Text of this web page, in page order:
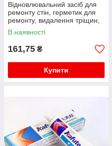
Відновлювальний засіб для
ремонту стін, герметик для
ремонту, видалення тріщин,
зазорів, 100г
В наявності
161,75 ₴
Купити